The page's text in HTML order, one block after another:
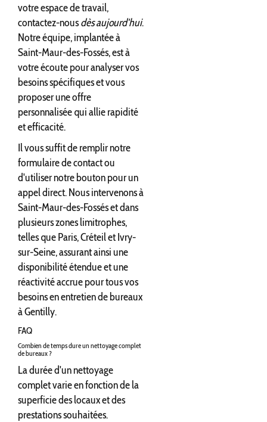
votre espace de travail,
contactez-nousdès aujourd'hui.
Notre équipe, implantée à
Saint-Maur-des-Fossés, est à
votre écoute pour analyser vos
besoins spécifiques et vous
proposer une offre
personnalisée qui allie rapidité
et efficacité.
Il vous suffit de remplir notre
formulaire de contact ou
d'utiliser notre bouton pour un
appel direct. Nous intervenons à
Saint-Maur-des-Fossés et dans
plusieurs zones limitrophes,
telles que Paris, Créteil et Ivry-
sur-Seine, assurant ainsi une
disponibilité étendue et une
réactivité accrue pour tous vos
besoins en entretien de bureaux
à Gentilly.
FAQ
Combien de temps dure un nettoyage complet
de bureaux ?
La durée d'un nettoyage
complet varie en fonction de la
superficie des locaux et des
prestations souhaitées.